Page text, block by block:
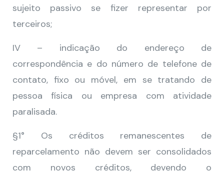
sujeito passivo se fizer representar por
terceiros;
IV – indicação do endereço de
correspondência e do número de telefone de
contato, fixo ou móvel, em se tratando de
pessoa física ou empresa com atividade
paralisada.
§1° Os créditos remanescentes de
reparcelamento não devem ser consolidados
com novos créditos, devendo o